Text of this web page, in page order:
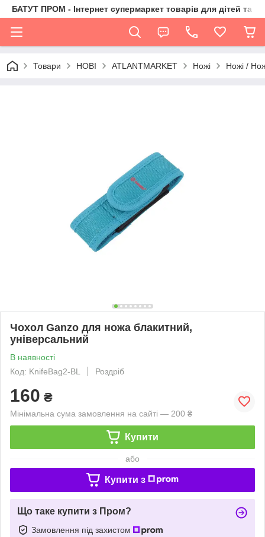
БАТУТ ПРОМ - Інтернет супермаркет товарів для дітей та їх
Товари НОВІ ATLANTMARKET Ножі Ножі /
Чохол Ganzo для ножа блакитний,
універсальний
В наявності
Код: KnifeBag2-BL
Роздріб
160 ₴
Мінімальна сума замовлення на сайті — 200 ₴
Купити
або
Купити з
Що таке купити з Пром?
Замовлення під захистом